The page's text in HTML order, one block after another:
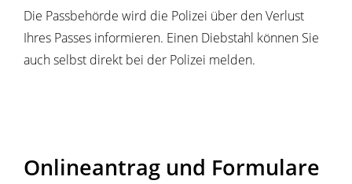
Die Passbehörde wird die Polizei über den Verlust
Ihres Passes informieren. Einen Diebstahl können Sie
auch selbst direkt bei der Polizei melden.
Onlineantrag und Formulare